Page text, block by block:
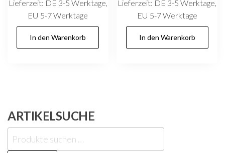
Lieferzeit: DE 3-5 Werktage,
EU 5-7 Werktage
In den Warenkorb
Lieferzeit: DE 3-5 Werktage,
EU 5-7 Werktage
In den Warenkorb
ARTIKELSUCHE
Suchen
nach: